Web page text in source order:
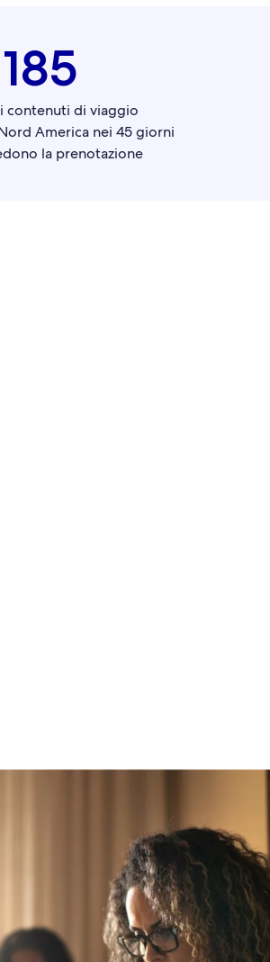
185
contenuti di viaggio
America nei 45 giorni
la prenotazione